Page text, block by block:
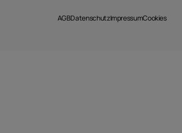
AGBDatenschutzImpressumCookies